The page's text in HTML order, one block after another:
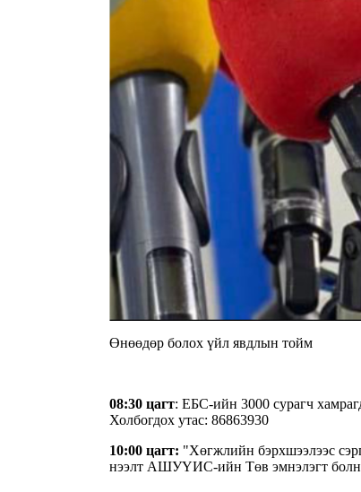
Өнөөдөр болох үйл явдлын тойм
08:30 цагт: ЕБС-ийн 3000 сурагч
Холбогдох утас: 86863930
10:00 цагт: "Хөгжлийн бэрхшээлээс
нээлт АШУҮИС-ийн Төв эмнэлэгт